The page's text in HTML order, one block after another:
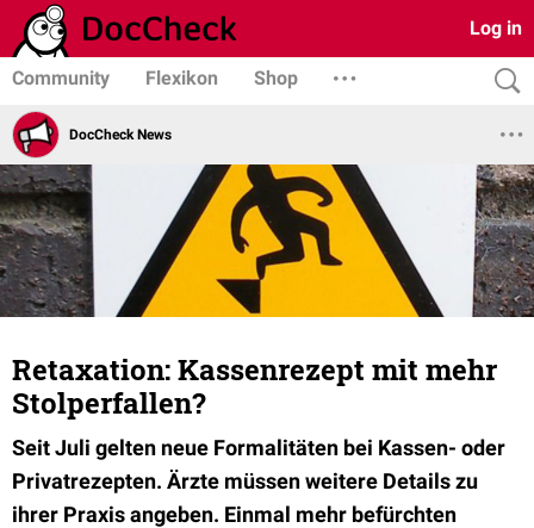
Log in
Community Flexikon Shop
DocCheck News
Retaxation: Kassenrezept mit mehr
Stolperfallen?
Seit Juli gelten neue Formalitäten bei Kassen- oder
Privatrezepten. Ärzte müssen weitere Details zu
ihrer Praxis angeben. Einmal mehr befürchten